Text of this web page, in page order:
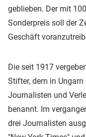
geblieben. Der mit
Sonderpreis soll der
Geschäft
Die seit 1917
Stifter, dem in
Journalisten und
benannt. Im
drei Journalisten